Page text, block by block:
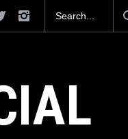
modernización de las
2025?